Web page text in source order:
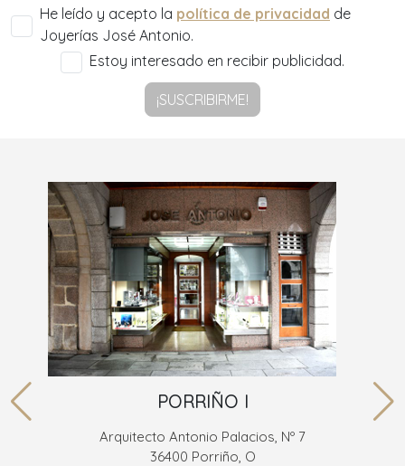
He leído y acepto la política de privacidad de
Joyerías José Antonio.
Estoy interesado en recibir publicidad.
¡SUSCRIBIRME!
PORRIÑO I
Arquitecto Antonio Palacios, Nº 7
36400 Porriño, O